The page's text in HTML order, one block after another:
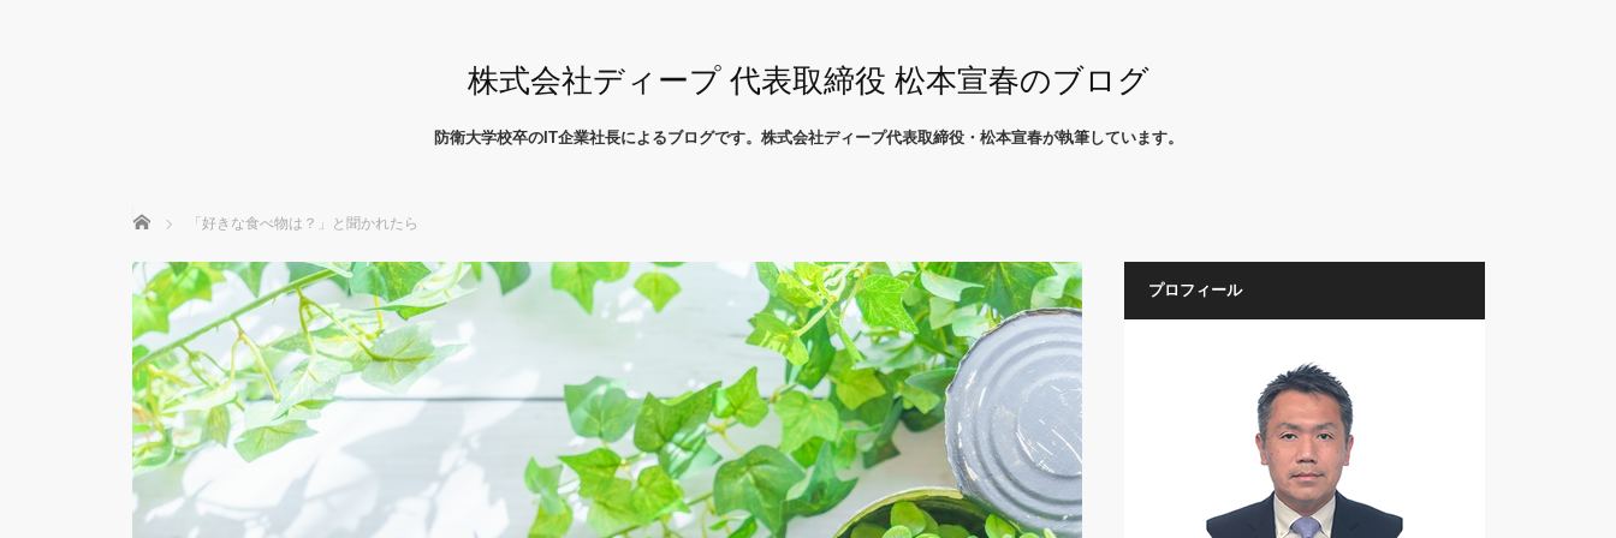
株式会社ディープ 代表取締役 松本宣春のブログ
防衛大学校卒のIT企業社長によるブログです。株式会社ディープ代表取締役・松本宣春が執筆しています。
ホーム
「好きな食べ物は？」と聞かれたら
プロフィール